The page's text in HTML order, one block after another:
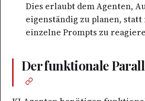
Dies erlaubt dem Agenten,
eigenständig zu planen,
einzelne Prompts zu
Der funktionale